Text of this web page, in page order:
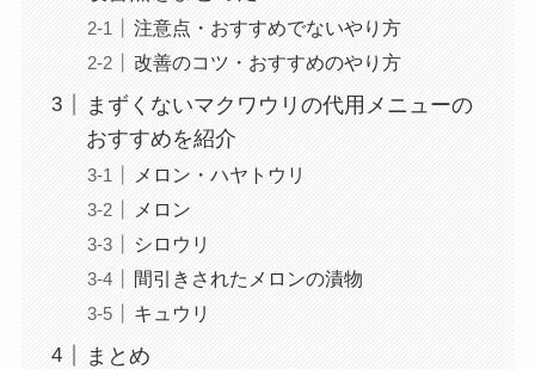
注意点・おすすめでないやり方
改善のコツ・おすすめのやり方
まずくないマクワウリの代用メニューの
おすすめを紹介
メロン・ハヤトウリ
メロン
シロウリ
間引きされたメロンの漬物
キュウリ
まとめ